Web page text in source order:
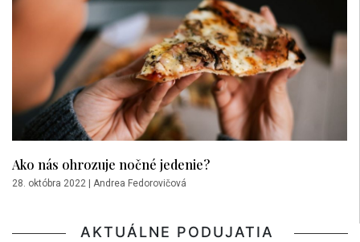
Ako nás ohrozuje nočné jedenie?
28. októbra 2022 Andrea Fedorovičová
AKTUÁLNE PODUJATIA